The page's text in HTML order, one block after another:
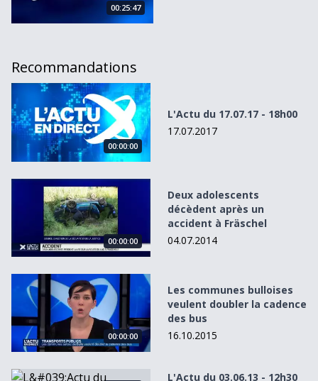
00:25:47
Recommandations
L&#039;Actu du 17.07.17 - 18h00
00:00:00
L'Actu du 17.07.17 - 18h00
17.07.2017
Deux adolescents décèdent après un accident à Fräschel
00:00:00
Deux adolescents
décèdent après un
accident à Fräschel
04.07.2014
Les communes bulloises veulent doubler la cadence des
00:00:00
Les communes bulloises
veulent doubler la cadence
des bus
16.10.2015
L&#039;Actu du 03.06.13 - 12h30L'Actu du 03.06.13 - 12h30